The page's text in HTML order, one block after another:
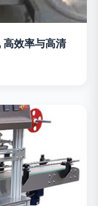
效率与高清